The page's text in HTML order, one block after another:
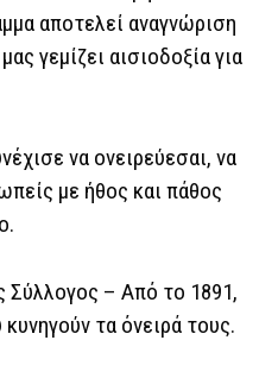
αποτελεί αναγνώριση
γεμίζει αισιοδοξία για
να ονειρεύεσαι, να
με ήθος και πάθος
Σύλλογος – Από το 1891,
τα όνειρά τους.